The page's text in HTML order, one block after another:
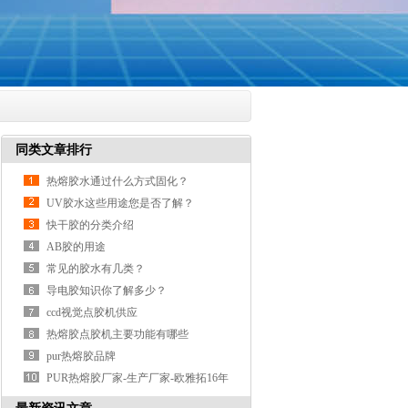
同类文章排行
热熔胶水通过什么方式固化？
UV胶水这些用途您是否了解？
快干胶的分类介绍
AB胶的用途
常见的胶水有几类？
导电胶知识你了解多少？
ccd视觉点胶机供应
热熔胶点胶机主要功能有哪些
pur热熔胶品牌
PUR热熔胶厂家-生产厂家-欧雅拓16年
PUR热熔胶行业经验